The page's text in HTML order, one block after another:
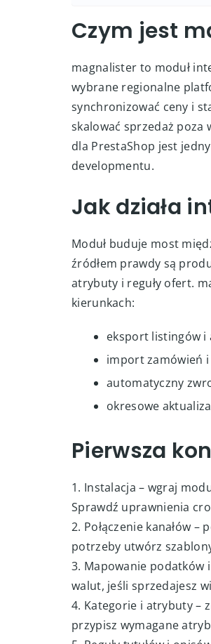
Raportowanie i KPI dla
Automatyzacje, które
Najczęstsze błędy i jak ich
Praca w multistore i
Lista kontrolna przed
Czym jest
magnalister to moduł
synchronizować ceny i
dla PrestaShop jest
developmentu.
Jak działa
Moduł buduje most
źródłem prawdy są
atrybuty i reguły ofert.
kierunkach:
eksport listingów
import zamówień
automatyczny
okresowe
Pierwsza
1. Instalacja – wgraj
Sprawdź uprawnienia
2. Połączenie kanałów –